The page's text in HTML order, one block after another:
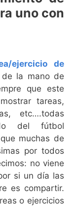
uno con
ejercicio de
de la mano de
que este
tareas,
etc….todas
del fútbol
muchas de
por todos
no viene
si un día las
es compartir.
o ejercicios